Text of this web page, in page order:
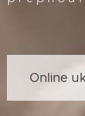
Online